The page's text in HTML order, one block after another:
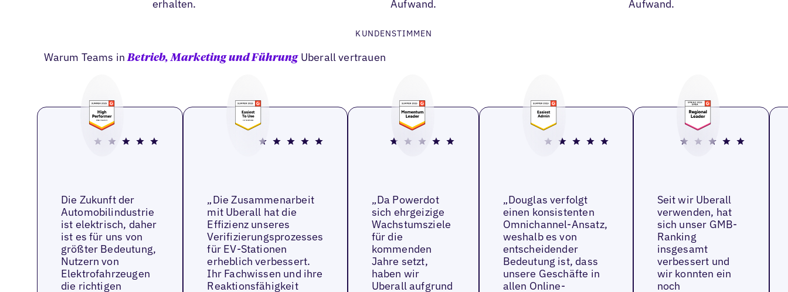
erhalten.
Aufwand.
Aufwand.
KUNDENSTIMMEN
Warum Teams inBetrieb, Marketing und FührungUberall vertrauen
Die Zukunft der
Automobilindustrie
ist elektrisch, daher
ist es für uns von
größter Bedeutung,
Nutzern von
Elektrofahrzeugen
die richtigen
„Die Zusammenarbeit
mit Uberall hat die
Effizienz unseres
Verifizierungsprozesses
für EV-Stationen
erheblich verbessert.
Ihr Fachwissen und ihre
Reaktionsfähigkeit
„Da Powerdot
sich ehrgeizige
Wachstumsziele
für die
kommenden
Jahre setzt,
haben wir
Uberall aufgrund
„Douglas verfolgt
einen konsistenten
Omnichannel-Ansatz,
weshalb es von
entscheidender
Bedeutung ist, dass
unsere Geschäfte in
allen Online-
Seit wir Uberall
verwenden, hat
sich unser GMB-
Ranking
insgesamt
verbessert und
wir konnten ein
noch